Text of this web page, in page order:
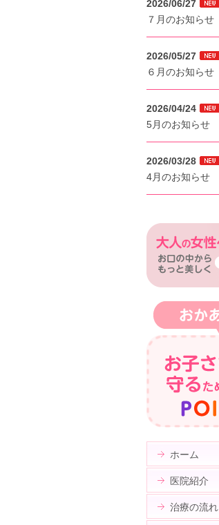
2026/06/27
７月のお知らせ
2026/05/27
６月のお知らせ
2026/04/24
5月のお知らせ
2026/03/28
4月のお知らせ
ホーム
医院紹介
治療の流れ